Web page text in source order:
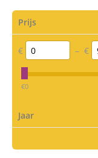
Prijs
€ – €
‎€0
Jaar